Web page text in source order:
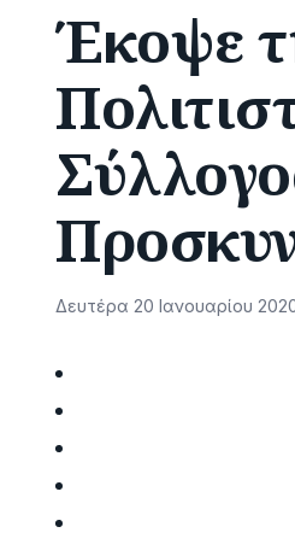
Έκοψε
Δευτέρα 20 Ιανουαρίου